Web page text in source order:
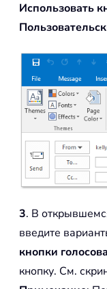
Использовать
3. В
введите
кнопки
кнопку. См.